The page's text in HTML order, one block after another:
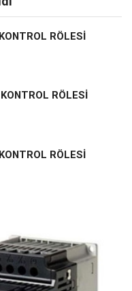
RÖLESİ
RÖLESİ
RÖLESİ